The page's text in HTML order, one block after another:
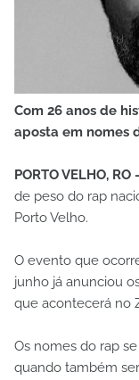
Com 26 anos de
aposta em nomes
PORTO VELHO, RO -
de peso do rap
Porto Velho.
O evento que
junho já anunciou
que acontecerá no
Os nomes do rap
quando também